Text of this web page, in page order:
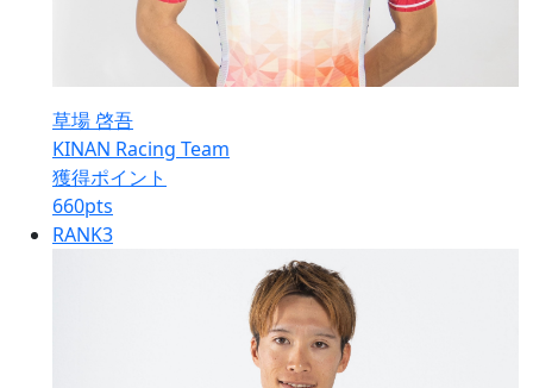
草場 啓吾
KINAN Racing Team
獲得ポイント
660pts
RANK3